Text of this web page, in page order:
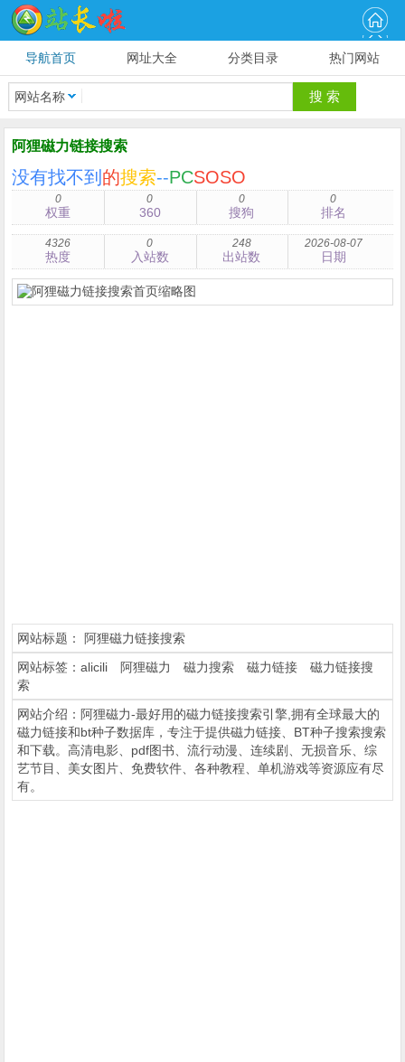
导航首页 网址大全 分类目录 热门网站
网站名称
阿狸磁力链接搜索
没有找不到 的搜索--PCSOSO
0
权重
0
360
0
搜狗
0
排名
4326
热度
0
入站数
248
出站数
2026-08-07
日期
网站标题： 阿狸磁力链接搜索
网站标签：alicili 阿狸磁力 磁力搜索 磁力链接
磁力链接搜
索
网站介绍：阿狸磁力-最好用的磁力链接搜索引擎,拥有全球最大的
磁力链接和bt种子数据库，专注于提供磁力链接、BT种子搜索搜索
和下载。高清电影、pdf图书、流行动漫、连续剧、无损音乐、综
艺节目、美女图片、免费软件、各种教程、单机游戏等资源应有尽
有。